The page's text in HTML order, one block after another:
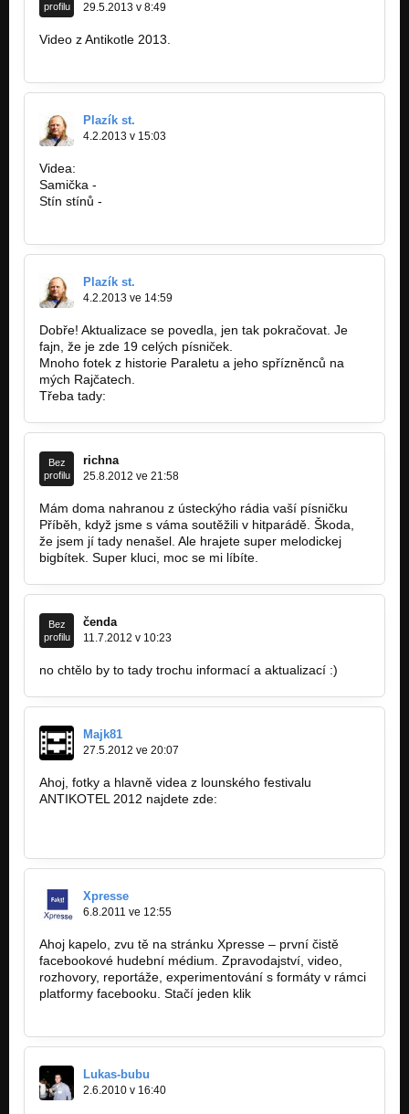
profilu 29.5.2013 v 8:49
Video z Antikotle 2013.
Plazík st.
4.2.2013 v 15:03
Videa:
Samička -
Stín stínů -
Plazík st.
4.2.2013 ve 14:59
Dobře! Aktualizace se povedla, jen tak pokračovat. Je
fajn, že je zde 19 celých písniček.
Mnoho fotek z historie Paraletu a jeho spřízněnců na
mých Rajčatech.
Třeba tady:
Bez
profilu
richna
25.8.2012 ve 21:58
Mám doma nahranou z ústeckýho rádia vaší písničku
Příběh, když jsme s váma soutěžili v hitparádě. Škoda,
že jsem jí tady nenašel. Ale hrajete super melodickej
bigbítek. Super kluci, moc se mi líbíte.
Bez
profilu
čenda
11.7.2012 v 10:23
no chtělo by to tady trochu informací a aktualizací :)
Majk81
27.5.2012 ve 20:07
Ahoj, fotky a hlavně videa z lounského festivalu
ANTIKOTEL 2012 najdete zde:
Xpresse
6.8.2011 ve 12:55
Ahoj kapelo, zvu tě na stránku Xpresse – první čistě
facebookové hudební médium. Zpravodajství, video,
rozhovory, reportáže, experimentování s formáty v rámci
platformy facebooku. Stačí jeden klik
Lukas-bubu
2.6.2010 v 16:40